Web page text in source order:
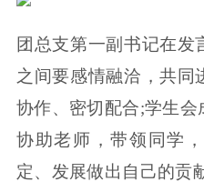
团总支第一副书记在发
之间要感情融洽，共同
协作、密切配合;学生
协助老师，带领同学
定、发展做出自己的贡